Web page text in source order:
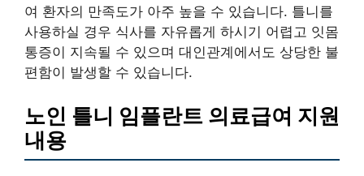
여 환자의 만족도가 아주 높을 수 있습니다. 틀니를
사용하실 경우 식사를 자유롭게 하시기 어렵고 잇몸
통증이 지속될 수 있으며 대인관계에서도 상당한 불
편함이 발생할 수 있습니다.
노인 틀니 임플란트 의료급여 지원
내용